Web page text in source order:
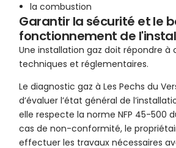
la combustion
Garantir la sécurité et le
fonctionnement de
Une installation gaz doit répondre à
techniques et réglementaires.
Le diagnostic gaz à Les Pechs du
d’évaluer l’état général de
elle respecte la norme NFP 45-500
cas de non-conformité, le
effectuer les travaux nécessaires